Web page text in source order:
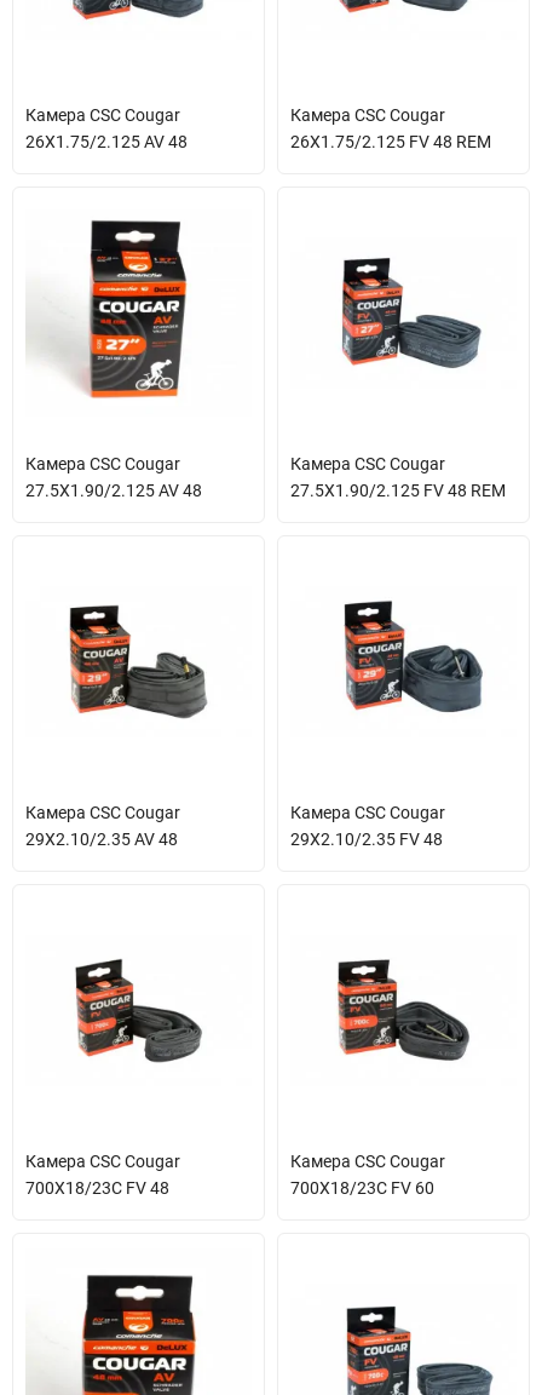
Камера CSC Cougar
26X1.75/2.125 AV 48
Камера CSC Cougar
26X1.75/2.125 FV 48 REM
Камера CSC Cougar
27.5X1.90/2.125 AV 48
Камера CSC Cougar
27.5X1.90/2.125 FV 48 REM
Камера CSC Cougar
29X2.10/2.35 AV 48
Камера CSC Cougar
29X2.10/2.35 FV 48
Камера CSC Cougar
700X18/23C FV 48
Камера CSC Cougar
700X18/23C FV 60